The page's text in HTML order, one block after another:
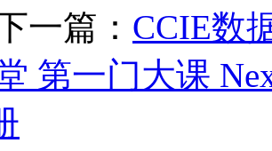
一篇： CCIE数
第一门大课